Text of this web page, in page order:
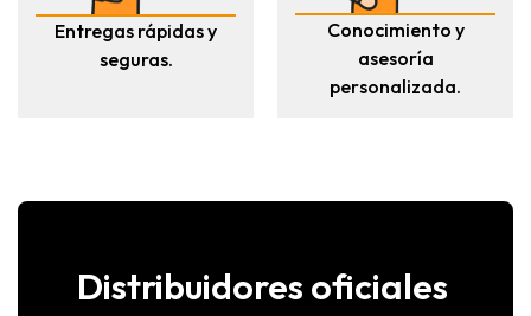
Entregas rápidas y
seguras.
Conocimiento y
asesoría
personalizada.
Distribuidores oficiales